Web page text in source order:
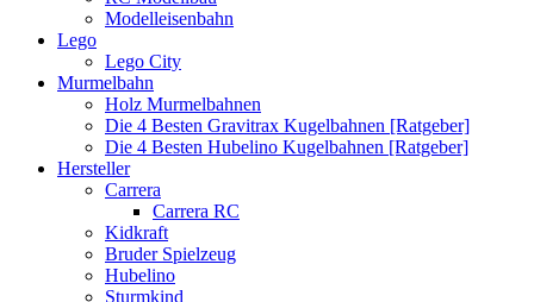
Modelleisenbahn
Lego
Lego City
Murmelbahn
Holz Murmelbahnen
Die 4 Besten Gravitrax Kugelbahnen [Ratgeber]
Die 4 Besten Hubelino Kugelbahnen [Ratgeber]
Hersteller
Carrera
Carrera RC
Kidkraft
Bruder Spielzeug
Hubelino
Sturmkind